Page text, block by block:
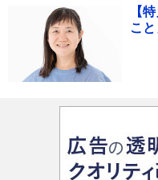
【
こ